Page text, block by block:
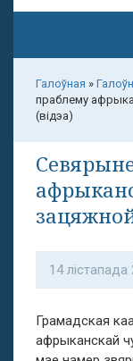
Галоўная »
праблему
(відэа)
14
Грамадская
афрыканскай